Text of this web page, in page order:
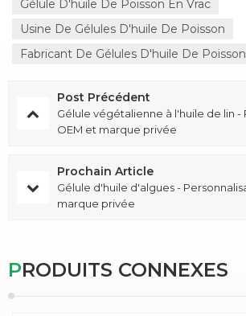
Gélule D'huile De Poisson En Vrac
Usine De Gélules D'huile De Poisson
Fabricant De Gélules D'huile De Poisson
Post Précédent
Gélule végétalienne à l'huile de lin -
OEM et marque privée
Prochain Article
Gélule d'huile d'algues -
marque privée
PRODUITS CONNEXES